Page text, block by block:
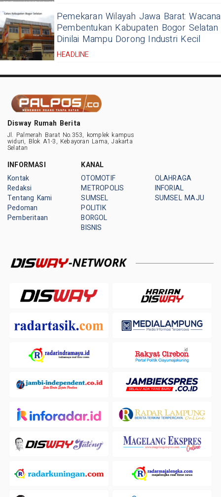
Pemekaran Wilayah Jawa Barat: Wacana
Pembentukan Kabupaten Bogor Selatan
Dinilai Mampu Dorong Industri Kecil
HEADLINE
Disway Rumah Berita
Jl. Palmerah Barat No.353, komplek kampus
widuri, Blok A1-3, Kebayoran Lama, Jakarta
Selatan
INFORMASI
Kontak
Redaksi
Tentang Kami
Pedoman
Pemberitaan
KANAL
OTOMOTIF
METROPOLIS
SUMSEL
POLITIK
BORGOL
BISNIS
OLAHRAGA
INFORIAL
SUMSEL MAJU